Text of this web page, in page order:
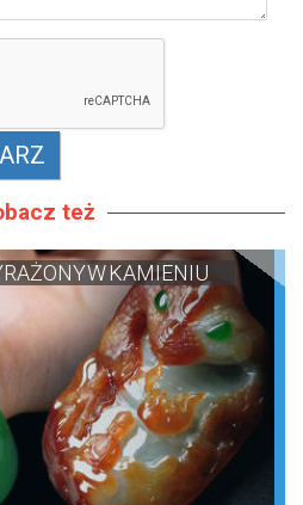
też
W KAMIENIU